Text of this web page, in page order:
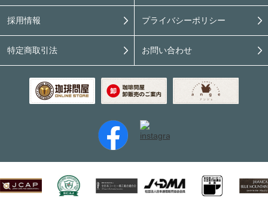
採用情報 プライバシーポリシー
特定商取引法 お問い合わせ